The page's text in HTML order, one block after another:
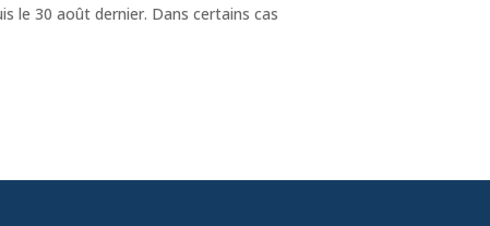
le 30 août dernier. Dans certains cas